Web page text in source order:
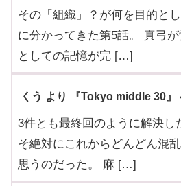
その「組織」？が何を目的と
に分かってきた第5話。 真弓
としての記憶が完 […]
くう より 『Tokyo middle 30』
3件とも最終回のように解決し
そ絶対にこれからどんどん混
思うのだった。 麻 […]